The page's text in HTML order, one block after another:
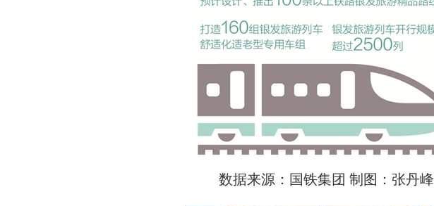
数据来源：国铁集团 制图：张丹峰